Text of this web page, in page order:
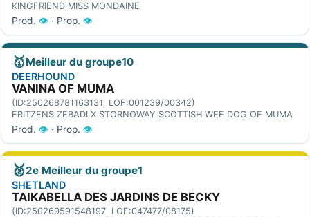
KINGFRIEND MISS MONDAINE
Prod. 👁 · Prop. 👁
🥇Meilleur du groupe10
DEERHOUND
VANINA OF MUMA
(ID:250268781163131 LOF:001239/00342)
FRITZENS ZEBADI X STORNOWAY SCOTTISH WEE DOG OF MUMA
Prod. 👁 · Prop. 👁
🥈2e Meilleur du groupe1
SHETLAND
TAIKABELLA DES JARDINS DE BECKY
(ID:250269591548197 LOF:047477/08175)